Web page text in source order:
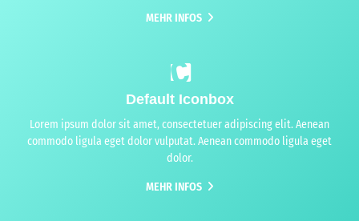
MEHR INFOS
Default Iconbox
Lorem ipsum dolor sit amet, consectetuer adipiscing elit. Aenean
commodo ligula eget dolor vulputat. Aenean commodo ligula eget
dolor.
MEHR INFOS